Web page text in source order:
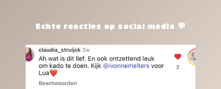
het waard.Echte reacties op social media 💬